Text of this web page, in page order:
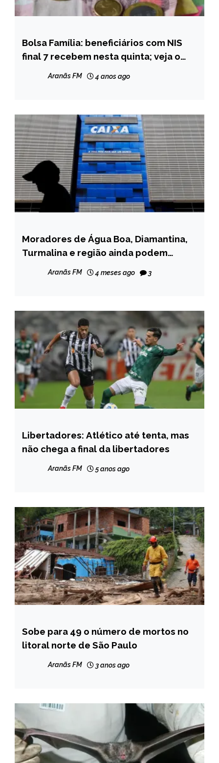
BRASIL
NOTÍCIAS
Bolsa Família: beneficiários com NIS
final 7 recebem nesta quinta; veja o
Aranãs FM 4 anos ago
MINAS
GERAIS
NOTÍCIAS
Moradores de Água Boa, Diamantina,
Turmalina e região ainda podem
Aranãs FM 4 meses ago 3
ESPORTES
Libertadores: Atlético até tenta, mas
não chega a final da libertadores
Aranãs FM 5 anos ago
BRASIL
NOTÍCIAS
Sobe para 49 o número de mortos no
litoral norte de São Paulo
Aranãs FM 3 anos ago